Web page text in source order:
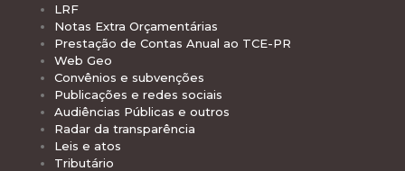
LRF
Notas Extra Orçamentárias
Prestação de Contas Anual ao TCE-PR
Web Geo
Convênios e subvenções
Publicações e redes sociais
Audiências Públicas e outros
Radar da transparência
Leis e atos
Tributário